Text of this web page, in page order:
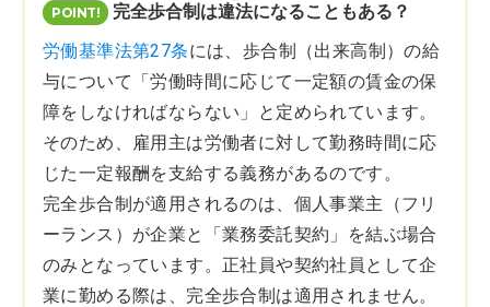
完全歩合制は違法になることもある？
労働基準法第27条には、歩合制（出来高制）の給
与について「労働時間に応じて一定額の賃金の保
障をしなければならない」と定められています。
そのため、雇用主は労働者に対して勤務時間に応
じた一定報酬を支給する義務があるのです。
完全歩合制が適用されるのは、個人事業主（フリ
ーランス）が企業と「業務委託契約」を結ぶ場合
のみとなっています。正社員や契約社員として企
業に勤める際は、完全歩合制は適用されません。